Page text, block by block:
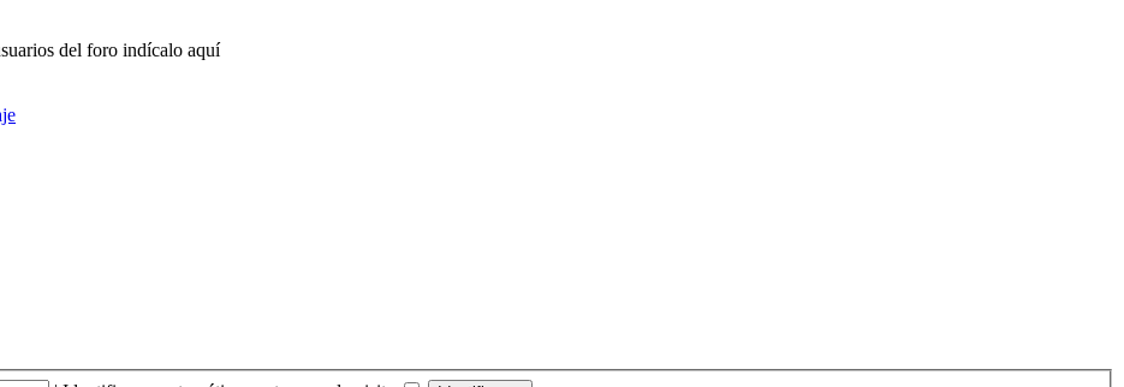
del foro indícalo aquí